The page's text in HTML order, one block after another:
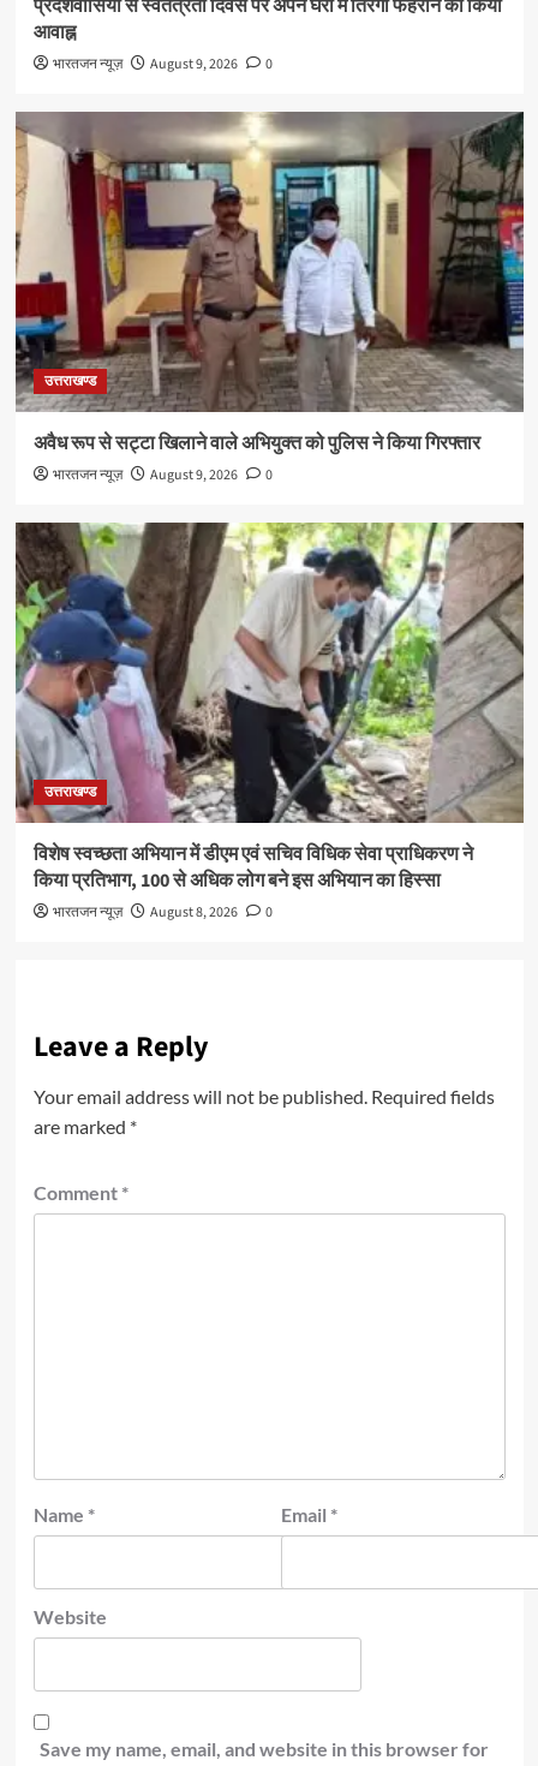
प्रदेशवासियों से स्वतंत्रता दिवस पर अपने घरों में तिरंगा फहराने का किया
आवाह्न
भारतजन न्यूज़ August 9, 2026 0
उत्तराखण्ड
अवैध रूप से सट्टा खिलाने वाले अभियुक्त को पुलिस ने किया गिरफ्तार
भारतजन न्यूज़ August 9, 2026 0
उत्तराखण्ड
विशेष स्वच्छता अभियान में डीएम एवं सचिव विधिक सेवा प्राधिकरण ने
किया प्रतिभाग, 100 से अधिक लोग बने इस अभियान का हिस्सा
भारतजन न्यूज़ August 8, 2026 0
Leave a Reply
Your email address will not be published. Required fields
are marked *
Comment *
Name * Email *
Website
Save my name, email, and website in this browser for